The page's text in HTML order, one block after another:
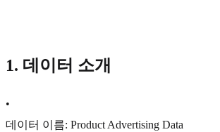
1. 데이터 소개
•
데이터 이름: Product Advertising Data